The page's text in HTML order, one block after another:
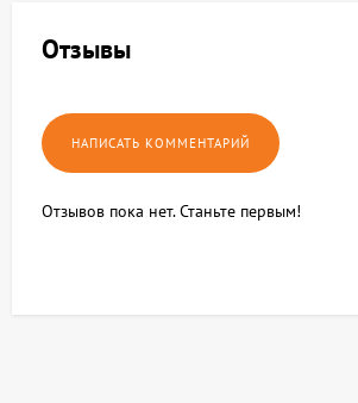
Отзывы
Отзывов пока нет. Станьте первым!